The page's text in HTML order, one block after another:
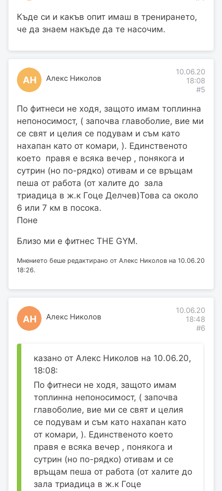
Къде си и какъв опит имаш в тренирането,
че да знаем накъде да те насочим.
АН Алекс Николов
10.06.20
18:08
#5
По фитнеси не ходя, защото имам топлинна
непоносимост, ( започва главоболие, вие ми
се свят и целия се подувам и съм като
нахапан като от комари, ). Единственото
което правя е всяка вечер , понякога и
сутрин (но по-рядко) отивам и се връщам
пеша от работа (от халите до зала
триадица в ж.к Гоце Делчев)Това са около
6 или 7 км в посока.
Поне
Близо ми е фитнес THE GYM.
Мнението беше редактирано от Алекс Николов на 10.06.20
18:26.
АН Алекс Николов
10.06.20
18:48
#6
казано от Алекс Николов на 10.06.20,
18:08:
По фитнеси не ходя, защото имам
топлинна непоносимост, ( започва
главоболие, вие ми се свят и целия
се подувам и съм като нахапан като
от комари, ). Единственото което
правя е всяка вечер , понякога и
сутрин (но по-рядко) отивам и се
връщам пеша от работа (от халите до
зала триадица в ж.к Гоце